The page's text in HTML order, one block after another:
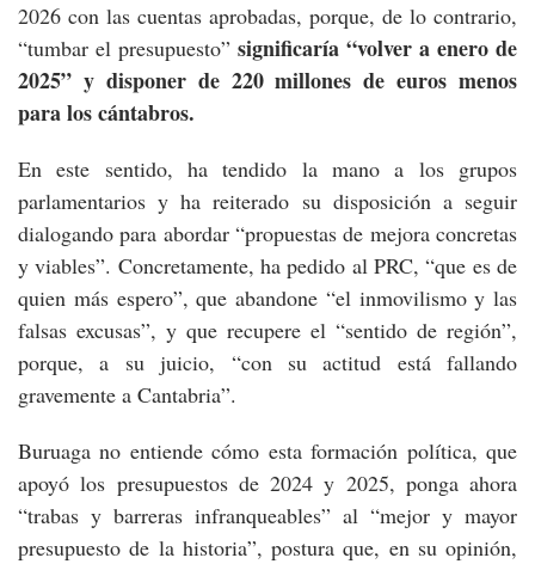
2026 con las cuentas aprobadas, porque, de lo contrario,
“tumbar el presupuesto” significaría “volver a enero de
2025” y disponer de 220 millones de euros menos
para los cántabros.
En este sentido, ha tendido la mano a los grupos
parlamentarios y ha reiterado su disposición a seguir
dialogando para abordar “propuestas de mejora concretas
y viables”. Concretamente, ha pedido al PRC, “que es de
quien más espero”, que abandone “el inmovilismo y las
falsas excusas”, y que recupere el “sentido de región”,
porque, a su juicio, “con su actitud está fallando
gravemente a Cantabria”.
Buruaga no entiende cómo esta formación política, que
apoyó los presupuestos de 2024 y 2025, ponga ahora
“trabas y barreras infranqueables” al “mejor y mayor
presupuesto de la historia”, postura que, en su opinión,